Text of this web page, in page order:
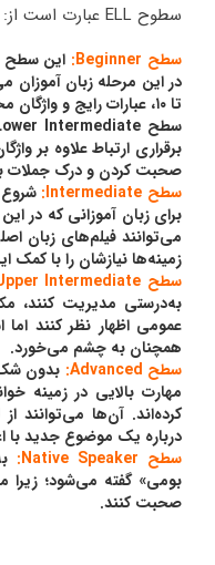
سطوح ELL عبارت است از:
سطح Beginner: این سطح
تا ۱۰، عبارات رایج و واژگان مختلف را یاد بگیرند.
برقراری ارتباط علاوه بر
صحبت کردن و درک جملات
سطح Intermediate:
شروع
برای زبان آموزانی که در
می‌توانند فیلم‌های زبان
زمینه‌ها نیازشان را با کمک
سطح Upper Intermediate:
به‌درستی مدیریت کنند،
عمومی اظهار نظر کنند
همچنان به چشم می‌خورد.
سطح Advanced:
بدون
مهارت بالایی در زمینه
کرده‌اند. آن‌ها می‌توانند
درباره یک موضوع جدید با
سطح Native Speaker:
بومی» گفته می‌شود؛ زیرا
صحبت کنند.